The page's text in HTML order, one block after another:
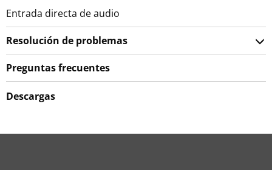
Entrada directa de audio
Resolución de problemas
Preguntas frecuentes
Descargas